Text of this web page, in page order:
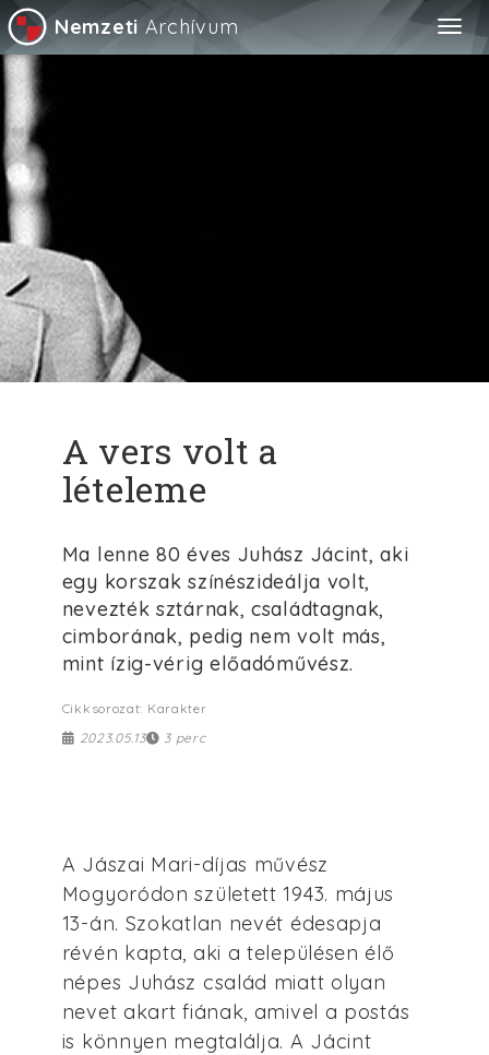
Nemzeti Archívum
A vers volt a
lételeme
Ma lenne 80 éves Juhász Jácint, aki
egy korszak színészideálja volt,
nevezték sztárnak, családtagnak,
cimborának, pedig nem volt más,
mint ízig-vérig előadóművész.
Cikksorozat: Karakter
2023.05.13
3 perc
A Jászai Mari-díjas művész
Mogyoródon született 1943. május
13-án. Szokatlan nevét édesapja
révén kapta, aki a településen élő
népes Juhász család miatt olyan
nevet akart fiának, amivel a postás
is könnyen megtalálja. A Jácint